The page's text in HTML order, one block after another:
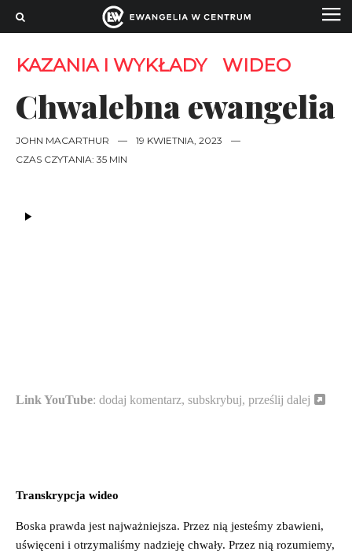
KAZANIA I WYKŁADY WIDEO
Chwalebna ewangelia
JOHN MACARTHUR — 19 KWIETNIA, 2023
—
CZAS CZYTANIA: 35 MIN
Link YouTube: dodaj komentarz, subskrybuj, prześlij dalej
Transkrypcja wideo
Boska prawda jest najważniejsza. Przez nią jesteśmy zbawieni,
uświęceni i otrzymaliśmy nadzieję chwały. Przez nią rozumiemy,